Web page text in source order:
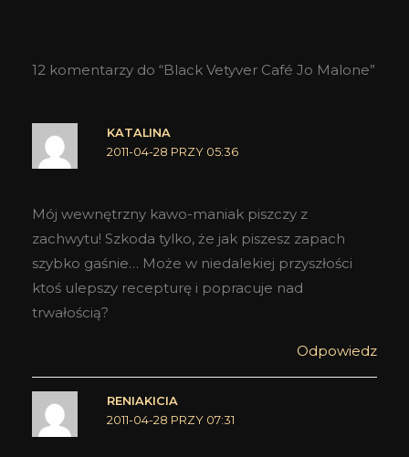
12 komentarzy do “Black Vetyver Café Jo Malone”
KATALINA
2011-04-28 PRZY 05:36
Mój wewnętrzny kawo-maniak piszczy z
zachwytu! Szkoda tylko, że jak piszesz zapach
szybko gaśnie… Może w niedalekiej przyszłości
ktoś ulepszy recepturę i popracuje nad
trwałością?
Odpowiedz
RENIAKICIA
2011-04-28 PRZY 07:31